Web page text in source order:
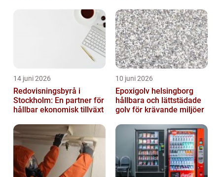
14 juni 2026
Redovisningsbyrå i
Stockholm: En partner för
hållbar ekonomisk tillväxt
10 juni 2026
Epoxigolv helsingborg
hållbara och lättstädade
golv för krävande miljöer